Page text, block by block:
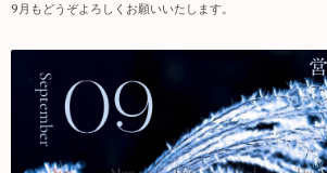
9月もどうぞよろしくお願いいたします。